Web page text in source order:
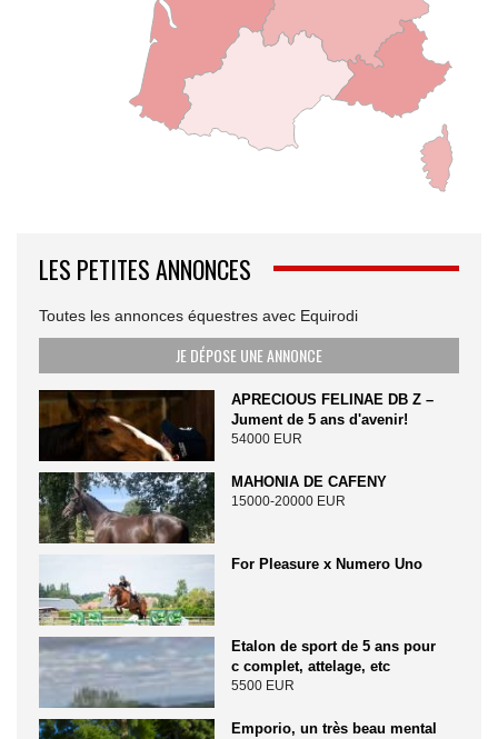
LES PETITES ANNONCES
Toutes les annonces équestres avec Equirodi
JE DÉPOSE UNE ANNONCE
APRECIOUS FELINAE DB Z –
Jument de 5 ans d'avenir!
54000 EUR
MAHONIA DE CAFENY
15000-20000 EUR
For Pleasure x Numero Uno
Etalon de sport de 5 ans pour
c complet, attelage, etc
5500 EUR
Emporio, un très beau mental